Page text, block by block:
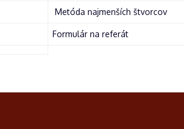
Metóda najmenších štvorcov
Formulár na referát